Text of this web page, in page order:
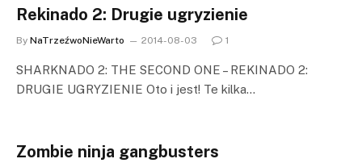
Rekinado 2: Drugie ugryzienie
By NaTrzeźwoNieWarto 2014-08-03 1
SHARKNADO 2: THE SECOND ONE – REKINADO 2:
DRUGIE UGRYZIENIE Oto i jest! Te kilka…
Zombie ninja gangbusters